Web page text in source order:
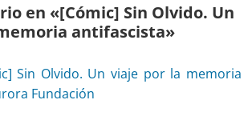
en «[Cómic] Sin Olvido. Un
antifascista»
Sin Olvido. Un viaje por la memoria
Fundación